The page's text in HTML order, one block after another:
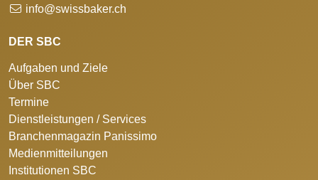
info@swissbaker.ch
DER SBC
Aufgaben und Ziele
Über SBC
Termine
Dienstleistungen / Services
Branchenmagazin Panissimo
Medienmitteilungen
Institutionen SBC